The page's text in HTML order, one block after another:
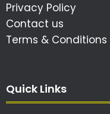
Privacy Policy
Contact us
Terms & Conditions
Quick Links